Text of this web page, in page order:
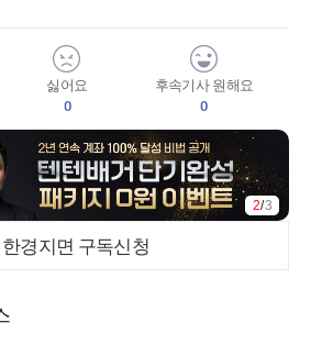
싫어요
0
후속기사 원해요
0
2/3
한경지면 구독신청